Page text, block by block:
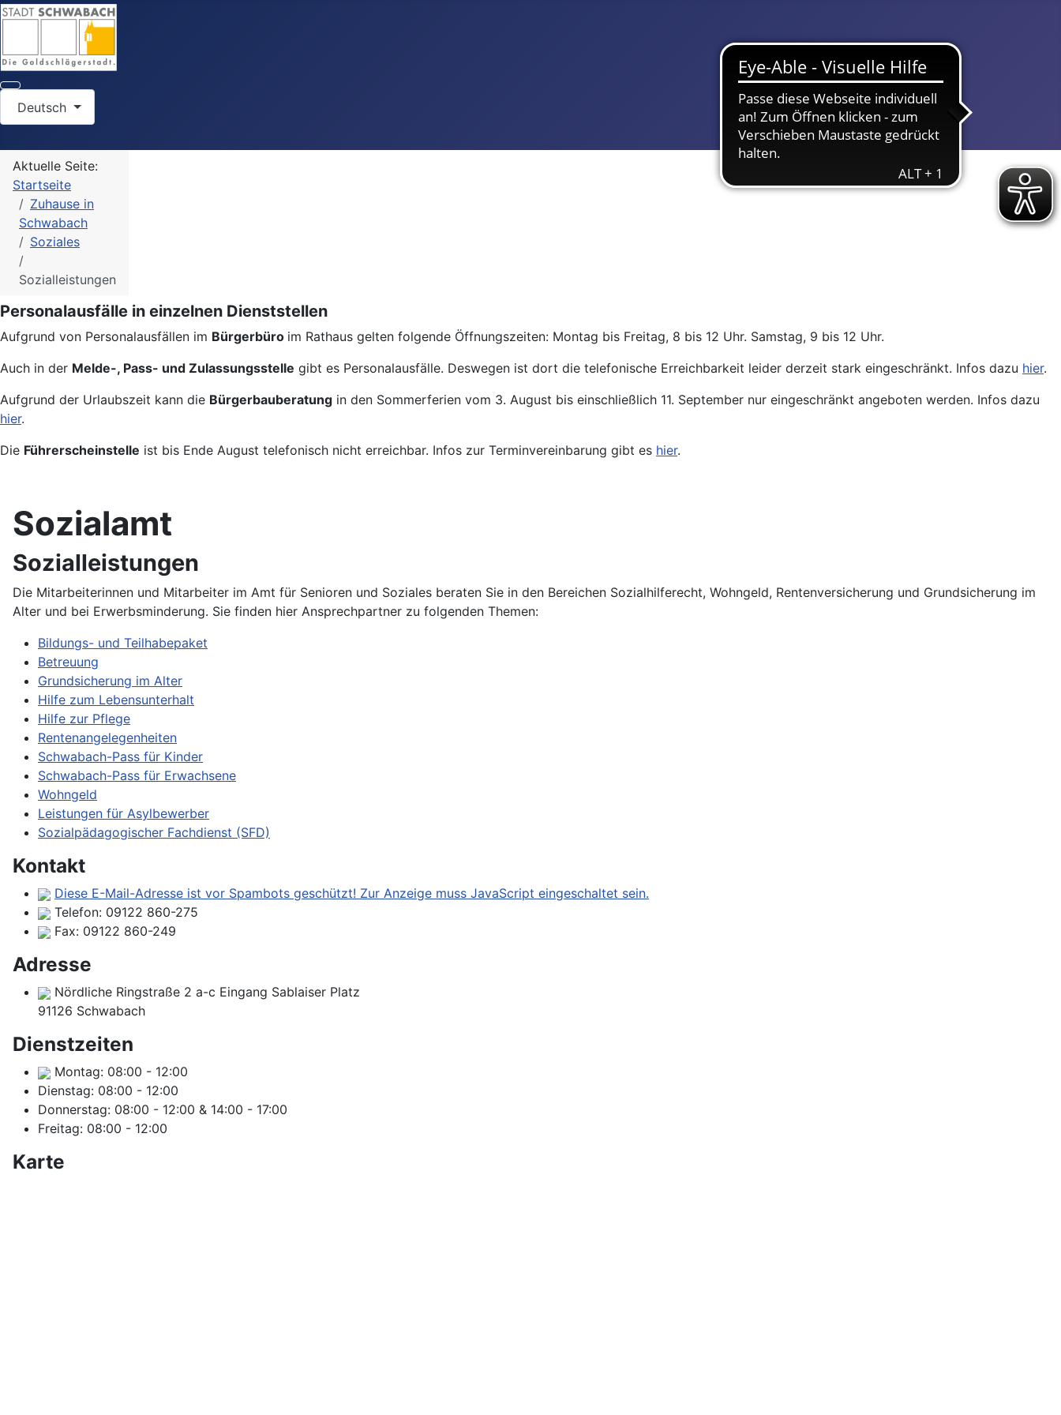
Deutsch
Personalausfälle in einzelnen Dienststellen
Aufgrund von Personalausfällen im Bürgerbüro im Rathaus gelten folgende Öffnungszeiten: Montag bis Freitag, 8 bis 12 Uhr. Samstag, 9 bis 12 Uhr.
Auch in der Melde-, Pass- und Zulassungsstelle gibt es Personalausfälle. Deswegen ist dort die telefonische Erreichbarkeit leider derzeit stark eingeschränkt. Infos dazu hier.
Aufgrund der Urlaubszeit kann die Bürgerbauberatung in den Sommerferien vom 3. August bis einschließlich 11. September nur eingeschränkt angeboten werden. Infos dazu
hier.
Die Führerscheinstelle ist bis Ende August telefonisch nicht erreichbar. Infos zur Terminvereinbarung gibt es hier.
Aktuelle Seite:
Startseite
Zuhause in
Schwabach
Soziales
Sozialleistungen
Sozialamt
Sozialleistungen
Die Mitarbeiterinnen und Mitarbeiter im Amt für Senioren und Soziales beraten Sie in den Bereichen Sozialhilferecht, Wohngeld, Rentenversicherung und Grundsicherung im
Alter und bei Erwerbsminderung. Sie finden hier Ansprechpartner zu folgenden Themen:
Bildungs- und Teilhabepaket
Betreuung
Grundsicherung im Alter
Hilfe zum Lebensunterhalt
Hilfe zur Pflege
Rentenangelegenheiten
Schwabach-Pass für Kinder
Schwabach-Pass für Erwachsene
Wohngeld
Leistungen für Asylbewerber
Sozialpädagogischer Fachdienst (SFD)
Kontakt
Diese E-Mail-Adresse ist vor Spambots geschützt! Zur Anzeige muss JavaScript eingeschaltet sein.
Telefon: 09122 860-275
Fax: 09122 860-249
Adresse
Nördliche Ringstraße 2 a-c Eingang Sablaiser Platz
91126 Schwabach
Dienstzeiten
Montag: 08:00 - 12:00
Dienstag: 08:00 - 12:00
Donnerstag: 08:00 - 12:00 & 14:00 - 17:00
Freitag: 08:00 - 12:00
Karte